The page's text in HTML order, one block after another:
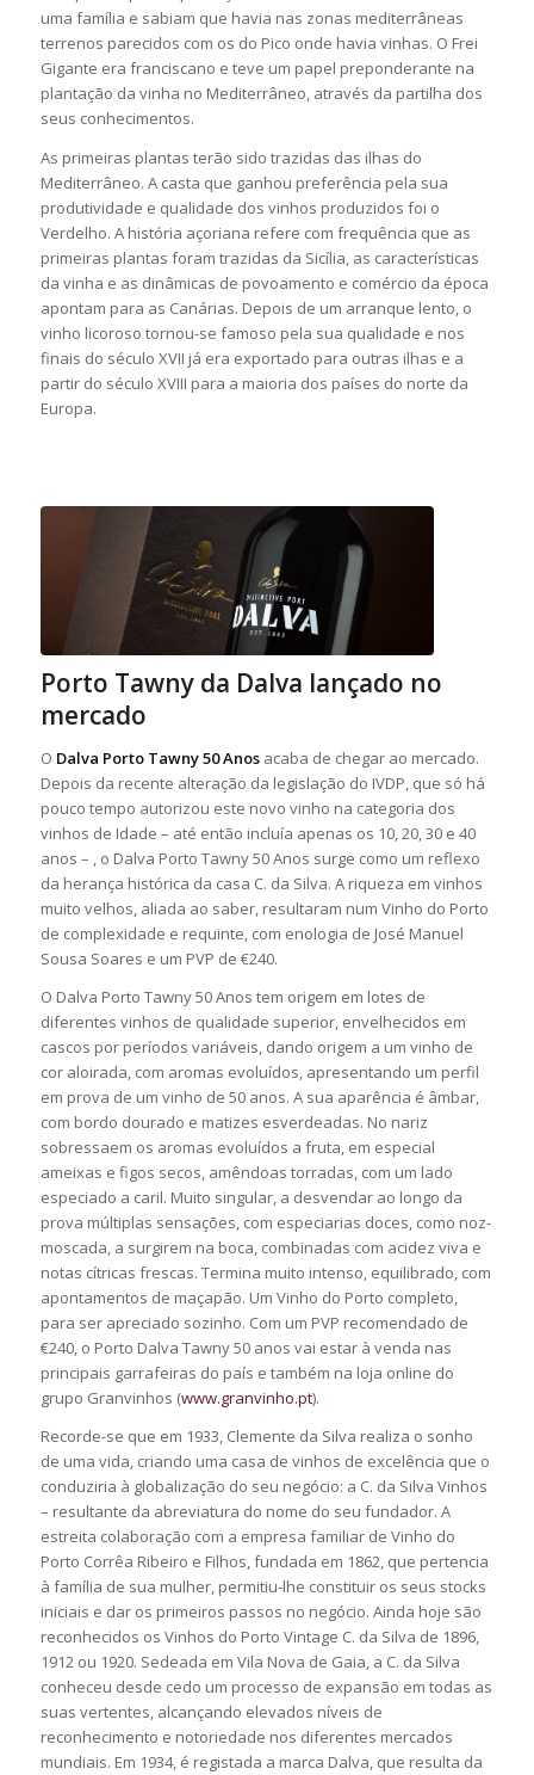
uma família e sabiam que havia nas zonas mediterrâneas
terrenos parecidos com os do Pico onde havia vinhas. O Frei
Gigante era franciscano e teve um papel preponderante na
plantação da vinha no Mediterrâneo, através da partilha dos
seus conhecimentos.
As primeiras plantas terão sido trazidas das ilhas do
Mediterrâneo. A casta que ganhou preferência pela sua
produtividade e qualidade dos vinhos produzidos foi o
Verdelho. A história açoriana refere com frequência que as
primeiras plantas foram trazidas da Sicília, as características
da vinha e as dinâmicas de povoamento e comércio da época
apontam para as Canárias. Depois de um arranque lento, o
vinho licoroso tornou-se famoso pela sua qualidade e nos
finais do século XVII já era exportado para outras ilhas e a
partir do século XVIII para a maioria dos países do norte da
Europa.
Porto Tawny da Dalva lançado no
mercado
O Dalva Porto Tawny 50 Anos acaba de chegar ao mercado.
Depois da recente alteração da legislação do IVDP, que só há
pouco tempo autorizou este novo vinho na categoria dos
vinhos de Idade – até então incluía apenas os 10, 20, 30 e 40
anos – , o Dalva Porto Tawny 50 Anos surge como um reflexo
da herança histórica da casa C. da Silva. A riqueza em vinhos
muito velhos, aliada ao saber, resultaram num Vinho do Porto
de complexidade e requinte, com enologia de José Manuel
Sousa Soares e um PVP de €240.
O Dalva Porto Tawny 50 Anos tem origem em lotes de
diferentes vinhos de qualidade superior, envelhecidos em
cascos por períodos variáveis, dando origem a um vinho de
cor aloirada, com aromas evoluídos, apresentando um perfil
em prova de um vinho de 50 anos. A sua aparência é âmbar,
com bordo dourado e matizes esverdeadas. No nariz
sobressaem os aromas evoluídos a fruta, em especial
ameixas e figos secos, amêndoas torradas, com um lado
especiado a caril. Muito singular, a desvendar ao longo da
prova múltiplas sensações, com especiarias doces, como noz-
moscada, a surgirem na boca, combinadas com acidez viva e
notas cítricas frescas. Termina muito intenso, equilibrado, com
apontamentos de maçapão. Um Vinho do Porto completo,
para ser apreciado sozinho. Com um PVP recomendado de
€240, o Porto Dalva Tawny 50 anos vai estar à venda nas
principais garrafeiras do país e também na loja online do
grupo Granvinhos (www.granvinho.pt).
Recorde-se que em 1933, Clemente da Silva realiza o sonho
de uma vida, criando uma casa de vinhos de excelência que o
conduziria à globalização do seu negócio: a C. da Silva Vinhos
– resultante da abreviatura do nome do seu fundador. A
estreita colaboração com a empresa familiar de Vinho do
Porto Corrêa Ribeiro e Filhos, fundada em 1862, que pertencia
à família de sua mulher, permitiu-lhe constituir os seus stocks
iniciais e dar os primeiros passos no negócio. Ainda hoje são
reconhecidos os Vinhos do Porto Vintage C. da Silva de 1896,
1912 ou 1920. Sedeada em Vila Nova de Gaia, a C. da Silva
conheceu desde cedo um processo de expansão em todas as
suas vertentes, alcançando elevados níveis de
reconhecimento e notoriedade nos diferentes mercados
mundiais. Em 1934, é registada a marca Dalva, que resulta da